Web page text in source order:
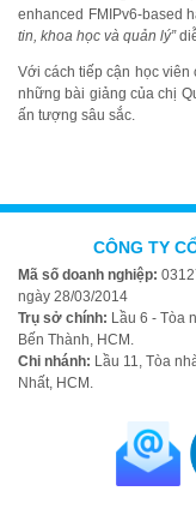
enhanced FMIPv6-based
tin, khoa học và quản lý”
Với cách tiếp cận học viên
những bài giảng của chị
ấn tượng sâu sắc.
CÔNG TY
Mã số doanh nghiệp:
ngày 28/03/2014
Trụ sở chính: Lầu 6 - Tòa
Bến Thành, HCM.
Chi nhánh: Lầu 11, Tòa
Nhất, HCM.